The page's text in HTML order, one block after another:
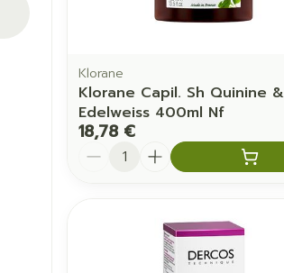
Klorane
Klorane Capil. Sh Quinine &
Edelweiss 400ml Nf
18,78 €
Quantité